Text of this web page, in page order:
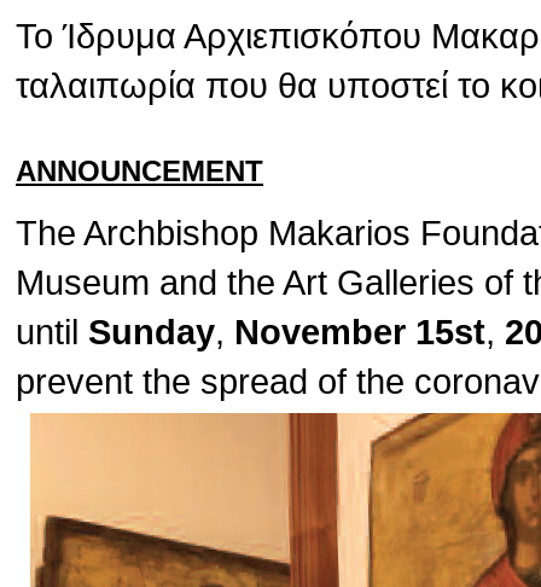
Το Ίδρυμα Αρχιεπισκόπου
ταλαιπωρία που θα υποστεί το
ANNOUNCEMENT
The Archbishop Makarios
Museum and the Art Galleries of
until Sunday, November 15st,
prevent the spread of the